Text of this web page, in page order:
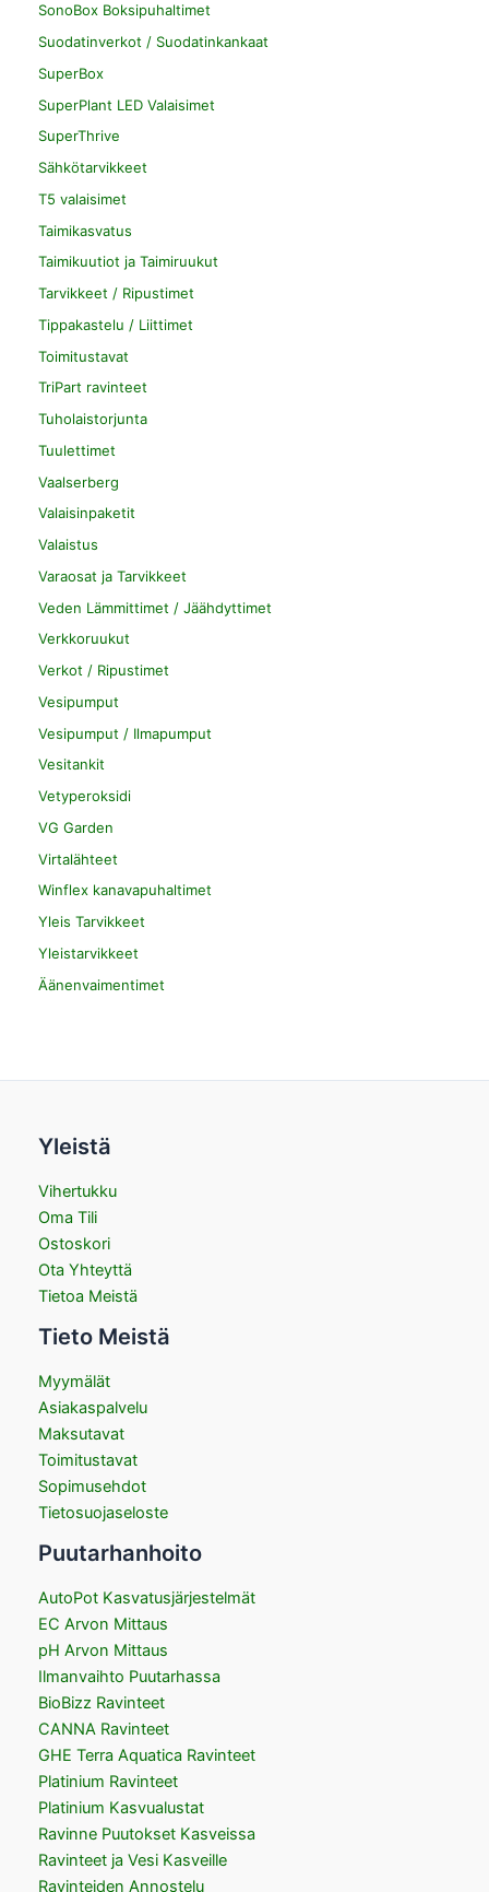
SonoBox Boksipuhaltimet
Suodatinverkot / Suodatinkankaat
SuperBox
SuperPlant LED Valaisimet
SuperThrive
Sähkötarvikkeet
T5 valaisimet
Taimikasvatus
Taimikuutiot ja Taimiruukut
Tarvikkeet / Ripustimet
Tippakastelu / Liittimet
Toimitustavat
TriPart ravinteet
Tuholaistorjunta
Tuulettimet
Vaalserberg
Valaisinpaketit
Valaistus
Varaosat ja Tarvikkeet
Veden Lämmittimet / Jäähdyttimet
Verkkoruukut
Verkot / Ripustimet
Vesipumput
Vesipumput / Ilmapumput
Vesitankit
Vetyperoksidi
VG Garden
Virtalähteet
Winflex kanavapuhaltimet
Yleis Tarvikkeet
Yleistarvikkeet
Äänenvaimentimet
Yleistä
Vihertukku
Oma Tili
Ostoskori
Ota Yhteyttä
Tietoa Meistä
Tieto Meistä
Myymälät
Asiakaspalvelu
Maksutavat
Toimitustavat
Sopimusehdot
Tietosuojaseloste
Puutarhanhoito
AutoPot Kasvatusjärjestelmät
EC Arvon Mittaus
pH Arvon Mittaus
Ilmanvaihto Puutarhassa
BioBizz Ravinteet
CANNA Ravinteet
GHE Terra Aquatica Ravinteet
Platinium Ravinteet
Platinium Kasvualustat
Ravinne Puutokset Kasveissa
Ravinteet ja Vesi Kasveille
Ravinteiden Annostelu